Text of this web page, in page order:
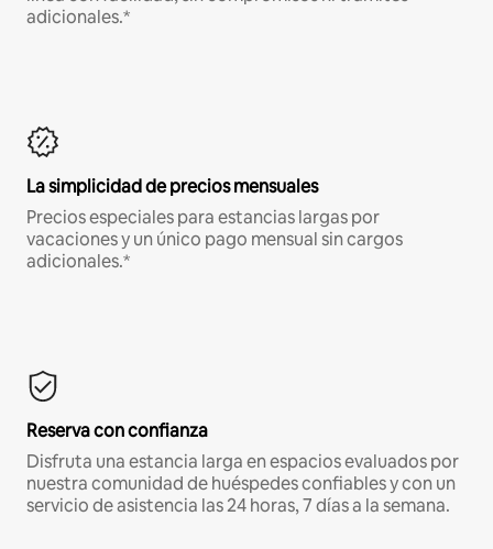
adicionales.*
La simplicidad de precios mensuales
Precios especiales para estancias largas por
vacaciones y un único pago mensual sin cargos
adicionales.*
Reserva con confianza
Disfruta una estancia larga en espacios evaluados por
nuestra comunidad de huéspedes confiables y con un
servicio de asistencia las 24 horas, 7 días a la semana.